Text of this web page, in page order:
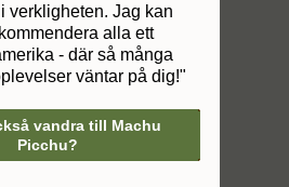
verkligheten. Jag kan
alla ett
- där så många
väntar på dig!"
vandra till Machu
Picchu?